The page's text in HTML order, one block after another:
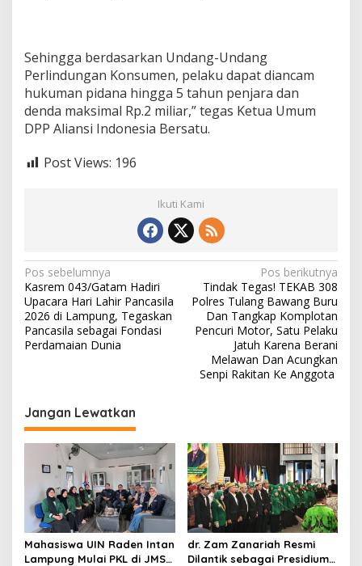
Sehingga berdasarkan Undang-Undang
Perlindungan Konsumen, pelaku dapat diancam
hukuman pidana hingga 5 tahun penjara dan
denda maksimal Rp.2 miliar,” tegas Ketua Umum
DPP Aliansi Indonesia Bersatu.
Post Views: 196
Ikuti Kami
N
a
v
i
s
i
s
Pos sebelumnya
Kasrem 043/Gatam Hadiri
Upacara Hari Lahir Pancasila
2026 di Lampung, Tegaskan
Pancasila sebagai Fondasi
Perdamaian Dunia
Pos berikutnya
Tindak Tegas! TEKAB 308
Polres Tulang Bawang Buru
Dan Tangkap Komplotan
Pencuri Motor, Satu Pelaku
Jatuh Karena Berani
Melawan Dan Acungkan
Senpi Rakitan Ke Anggota
Jangan Lewatkan
Mahasiswa UIN Raden Intan
Lampung Mulai PKL di JMSI
dr. Zam Zanariah Resmi
Dilantik sebagai Presidium